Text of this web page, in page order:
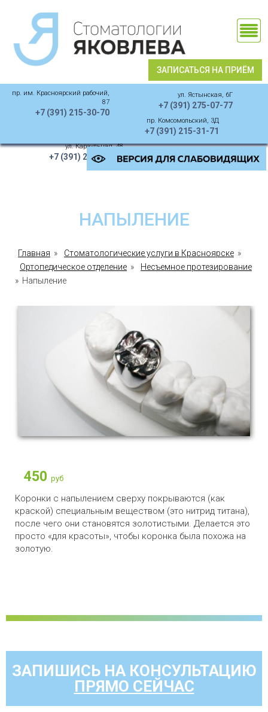
Услуги
Специалисты
Отзывы
пр. им. Красноярский рабочий,
87
+7 (391) 215-30-70
ул. Ястынская, 6Г
+7 (391) 275-07-77
пр. Комсомольский, 3Д
+7 (391) 215-31-71
ул. Караульная, 48
+7 (391) 214-13-05
ЗАПИСАТЬСЯ НА ПРИЁМ
НАПЫЛЕНИЕ
Главная » Стоматологические услуги в Красноярске »
Ортопедическое отделение »
Несъемное протезирование
» Напыление
450руб
Коронки с напылением сверху покрываются (как
краской) специальным веществом (это нитрид титана),
после чего они становятся золотистыми. Делается это
просто «для красоты», чтобы коронка была похожа на
золотую.
ЗАПИШИСЬ НА КОНСУЛЬТАЦИЮ
ПРЯМО СЕЙЧАС